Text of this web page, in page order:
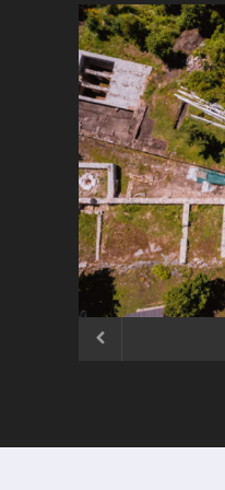
ČESTITKA
USKRS 2023.
